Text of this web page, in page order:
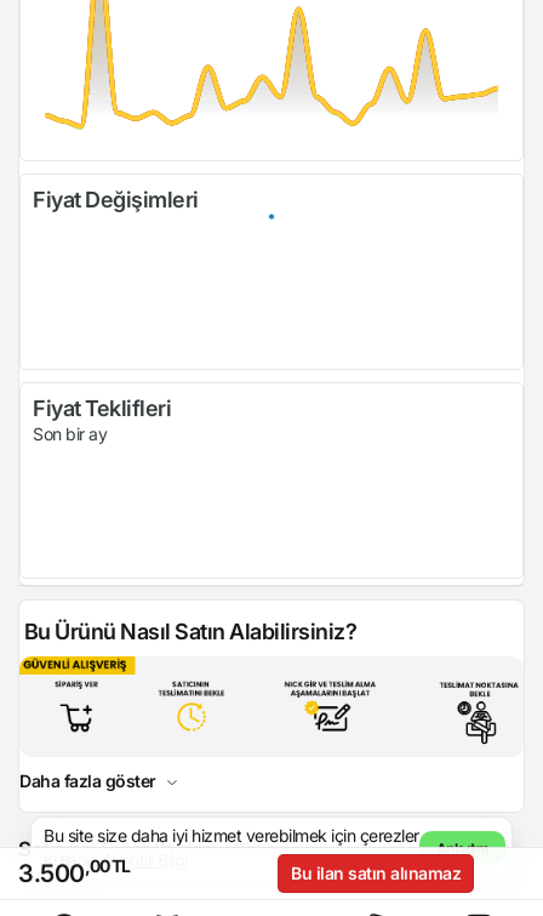
Fiyat Değişimleri
Fiyat Teklifleri
Son bir ay
Bu Ürünü Nasıl Satın Alabilirsiniz?
Daha fazla göster
Satıcının Diğer İlanları Tümü
Bu site size daha iyi hizmet verebilmek için çerezler
kullanır.Ayrıntılı Bilgi
Anladım
3.500,00 TL Bu ilan satın alınamaz